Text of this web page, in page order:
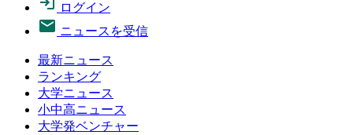
ログイン
ニュースを受信
最新ニュース
ランキング
大学ニュース
小中高ニュース
大学発ベンチャー